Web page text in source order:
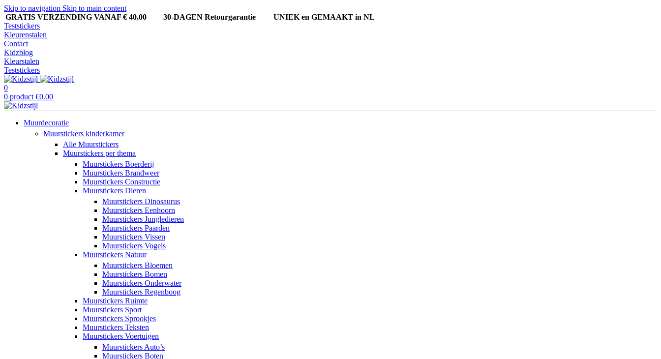
Skip to navigation Skip to main content
GRATIS VERZENDING VANAF € 40,00
30-DAGEN Retourgarantie UNIEK en GEMAAKT in NL
Teststickers
Kleurenstalen
Contact
Kidzblog
Kleurstalen
Teststickers
0
0 product €0.00
Muurdecoratie
Muurstickers kinderkamer
Alle Muurstickers
Muurstickers per thema
Muurstickers Boerderij
Muurstickers Brandweer
Muurstickers Constructie
Muurstickers Dieren
Muurstickers Dinosaurus
Muurstickers Eenhoorn
Muurstickers Jungledieren
Muurstickers Paarden
Muurstickers Vissen
Muurstickers Vogels
Muurstickers Natuur
Muurstickers Bloemen
Muurstickers Bomen
Muurstickers Onderwater
Muurstickers Regenboog
Muurstickers Ruimte
Muurstickers Sport
Muurstickers Sprookjes
Muurstickers Teksten
Muurstickers Voertuigen
Muurstickers Auto’s
Muurstickers Boten